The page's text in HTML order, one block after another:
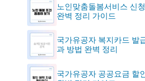
노인맞춤돌봄서비스 신
완벽 정리 가이드
국가유공자 복지카드 발
과 방법 완벽 정리
국가유공자 공공요금 할